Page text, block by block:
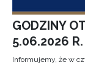
GODZINY
5.06.2026 R.
Informujemy, że w